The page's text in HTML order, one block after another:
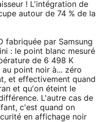
! L'intégration de
autour de 74 % de la
fabriquée par Samsung
: le point blanc mesuré
de 6 498 K
point noir à... zéro
et effectivement quand
et qu'on éteint le
L'autre cas de
c'est quand on
en affichage noir